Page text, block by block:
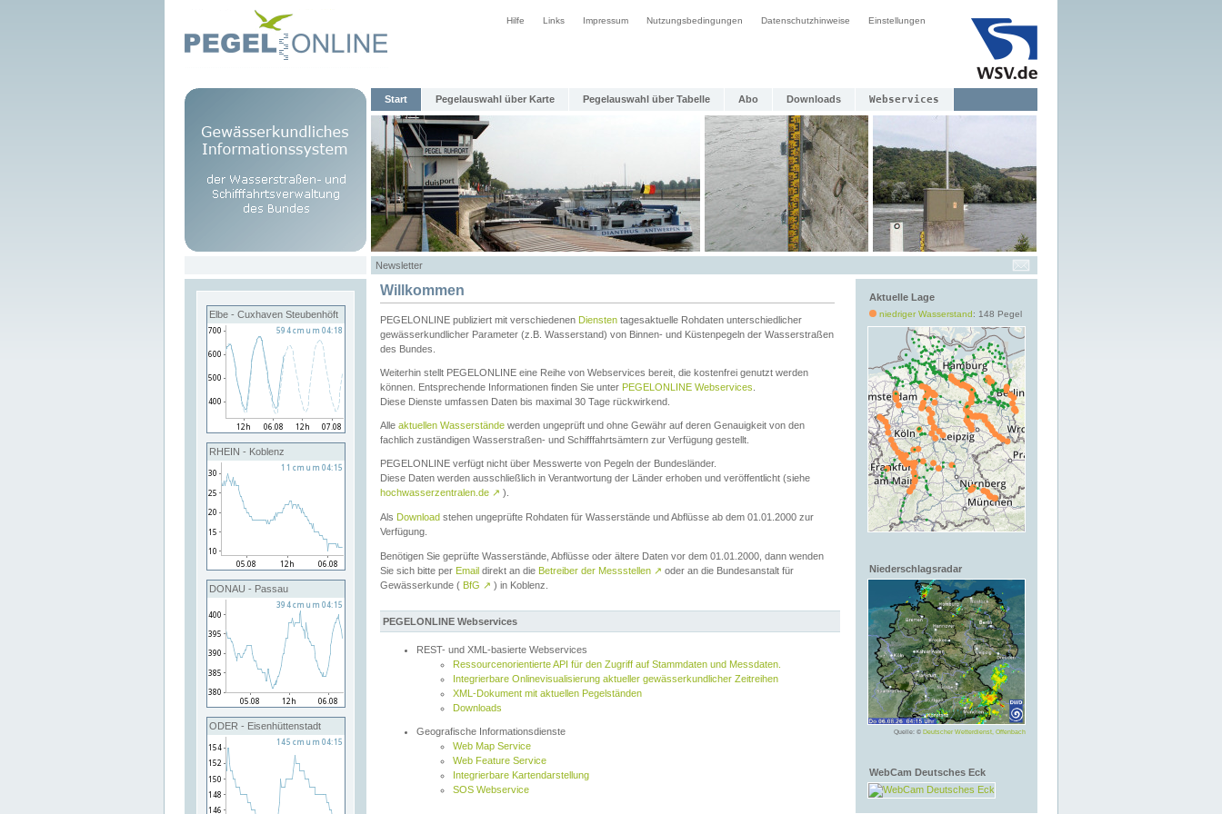
Hilfe Links Impressum Nutzungsbedingungen Datenschutzhinweise Einstellungen
Start Pegelauswahl über Karte Pegelauswahl über Tabelle Abo Downloads Webservices
Newsletter
Elbe - Cuxhaven Steubenhöft
RHEIN - Koblenz
DONAU - Passau
ODER - Eisenhüttenstadt
Aktuelle Lage
niedriger Wasserstand: 148 Pegel
Niederschlagsradar
Quelle: © Deutscher Wetterdienst, Offenbach
WebCam Deutsches Eck
Willkommen
PEGELONLINE publiziert mit verschiedenen Diensten tagesaktuelle Rohdaten unterschiedlicher
gewässerkundlicher Parameter (z.B. Wasserstand) von Binnen- und Küstenpegeln der Wasserstraßen
des Bundes.
Weiterhin stellt PEGELONLINE eine Reihe von Webservices bereit, die kostenfrei genutzt werden
können. Entsprechende Informationen finden Sie unter PEGELONLINE Webservices
Diese Dienste umfassen Daten bis maximal 30 Tage rückwirkend.
Alle aktuellen Wasserstände werden ungeprüft und ohne Gewähr auf deren Genauigkeit von den
fachlich zuständigen Wasserstraßen- und Schifffahrtsämtern zur Verfügung gestellt.
PEGELONLINE verfügt nicht über Messwerte von Pegeln der Bundesländer.
Diese Daten werden ausschließlich in Verantwortung der Länder erhoben und veröffentlicht (siehe
hochwasserzentralen.de ↗ ).
Als Download stehen ungeprüfte Rohdaten für Wasserstände und Abflüsse ab dem 01.01.2000 zur
Verfügung.
Benötigen Sie geprüfte Wasserstände, Abflüsse oder ältere Daten vor dem 01.01.2000, dann wenden
Sie sich bitte per Email direkt an die Betreiber der Messstellen ↗ oder an die Bundesanstalt für
Gewässerkunde ( BfG ↗ ) in Koblenz.
PEGELONLINE Webservices
REST- und XML-basierte Webservices
Ressourcenorientierte API für den Zugriff auf Stammdaten und Messdaten.
Integrierbare Onlinevisualisierung aktueller gewässerkundlicher Zeitreihen
XML-Dokument mit aktuellen Pegelständen
Downloads
Geografische Informationsdienste
Web Map Service
Web Feature Service
Integrierbare Kartendarstellung
SOS Webservice